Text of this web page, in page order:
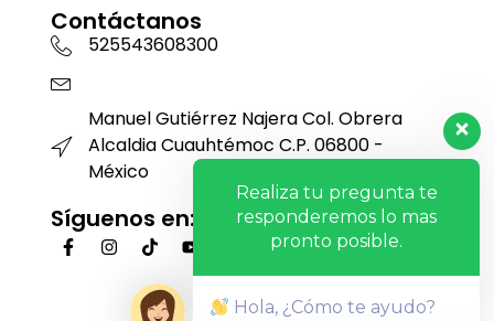
Contáctanos
525543608300
Manuel Gutiérrez Najera Col. Obrera
Alcaldia Cuauhtémoc C.P. 06800 -
México
Síguenos en:
Realiza tu pregunta te
responderemos lo mas
pronto posible.
Hola, ¿Cómo te ayudo?